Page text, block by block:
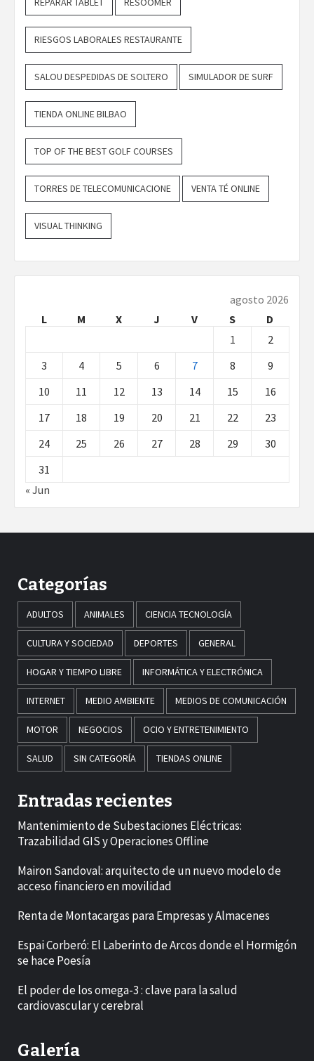
RIESGOS LABORALES RESTAURANTE
SALOU DESPEDIDAS DE SOLTERO SIMULADOR DE SURF
TIENDA ONLINE BILBAO
TOP OF THE BEST GOLF COURSES
TORRES DE TELECOMUNICACIONE VENTA TÉ ONLINE
VISUAL THINKING
agosto 2026
L
M X J V S
D
1
2
3
4 5 6 7 8
9
10
11 12 13 14 15
16
17
18 19 20 21 22
23
24
25 26 27 28 29
30
31
« Jun
Categorías
ADULTOS ANIMALES CIENCIA TECNOLOGÍA
CULTURA Y SOCIEDAD DEPORTES GENERAL
HOGAR Y TIEMPO LIBRE INFORMÁTICA Y ELECTRÓNICA
INTERNET MEDIO AMBIENTE MEDIOS DE COMUNICACIÓN
MOTOR NEGOCIOS OCIO Y ENTRETENIMIENTO
SALUD SIN CATEGORÍA TIENDAS ONLINE
Entradas recientes
Mantenimiento de Subestaciones Eléctricas:
Trazabilidad GIS y Operaciones Offline
Mairon Sandoval: arquitecto de un nuevo modelo de
acceso financiero en movilidad
Renta de Montacargas para Empresas y Almacenes
Espai Corberó: El Laberinto de Arcos donde el Hormigón
se hace Poesía
El poder de los omega-3 : clave para la salud
cardiovascular y cerebral
Galería